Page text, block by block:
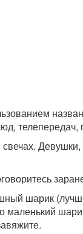
телепередач,
шарик
маленький